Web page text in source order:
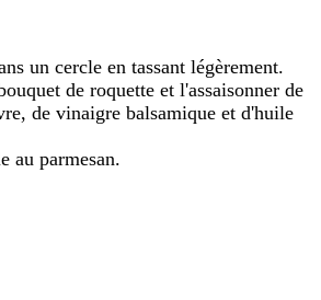
un cercle en tassant légèrement.
de roquette et l'assaisonner de
de vinaigre balsamique et d'huile
au parmesan.